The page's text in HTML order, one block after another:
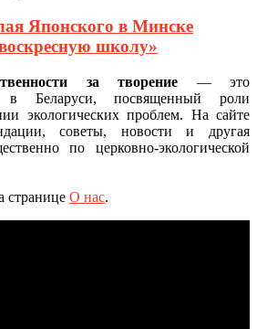
Японского в Минске
школу»
за творение — это
в Беларуси, посвященный роли
экологических проблем. На сайте
советы, новости и другая
по церковно-экологической
странице О нас.